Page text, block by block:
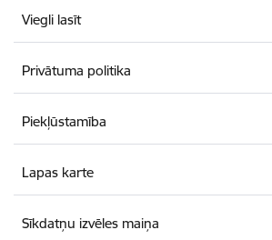
Viegli lasīt
Privātuma politika
Piekļūstamība
Lapas karte
Sīkdatņu izvēles maiņa